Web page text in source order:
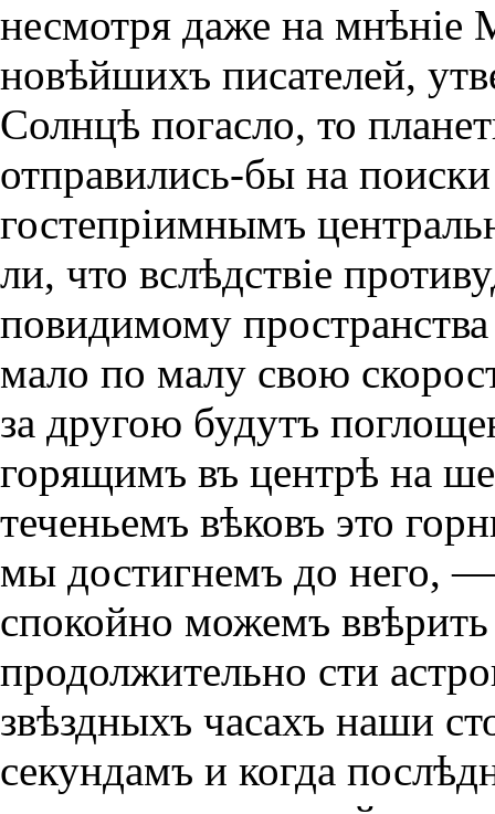
несмотря даже на мнѣнiе
новѣйшихъ писателей,
Солнцѣ погасло, то
отправились-бы на
гостепрiимнымъ
ли, что вслѣдствiе
повидимому
мало по малу свою
за другою будутъ
горящимъ въ центрѣ на
теченьемъ вѣковъ это
мы достигнемъ до него,
спокойно можемъ
продолжительно сти
звѣздныхъ часахъ наши
секундамъ и когда